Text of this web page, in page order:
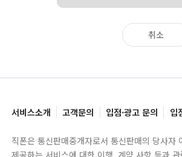
취소
서비스소개 고객문의 입점·광고 문의 입
직폰은 통신판매중개자로서 통신판매의 당사자